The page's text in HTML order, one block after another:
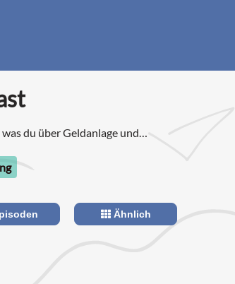
du über Geldanlage und
selbst zu
Ähnlich